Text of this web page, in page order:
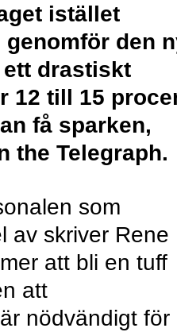
istället
den
ett drastiskt
12 till 15
få sparken,
the Telegraph.
som
av skriver Rene
att bli en tuff
att
nödvändigt för